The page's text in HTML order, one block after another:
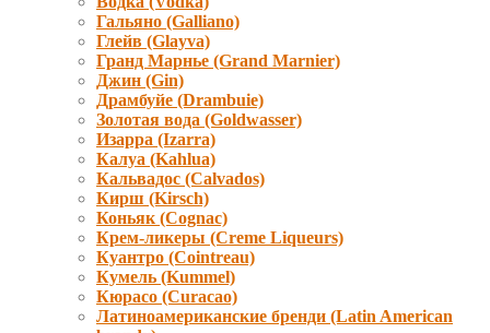
Гальяно (Galliano)
Глейв (Glayva)
Гранд Марнье (Grand Marnier)
Джин (Gin)
Драмбуйе (Drambuie)
Золотая вода (Goldwasser)
Изарра (Izarra)
Калуа (Kahlua)
Кальвадос (Calvados)
Кирш (Kirsch)
Коньяк (Cognac)
Крем-ликеры (Creme Liqueurs)
Куантро (Cointreau)
Кумель (Kummel)
Кюрасо (Curacao)
Латиноамериканские бренди (Latin American